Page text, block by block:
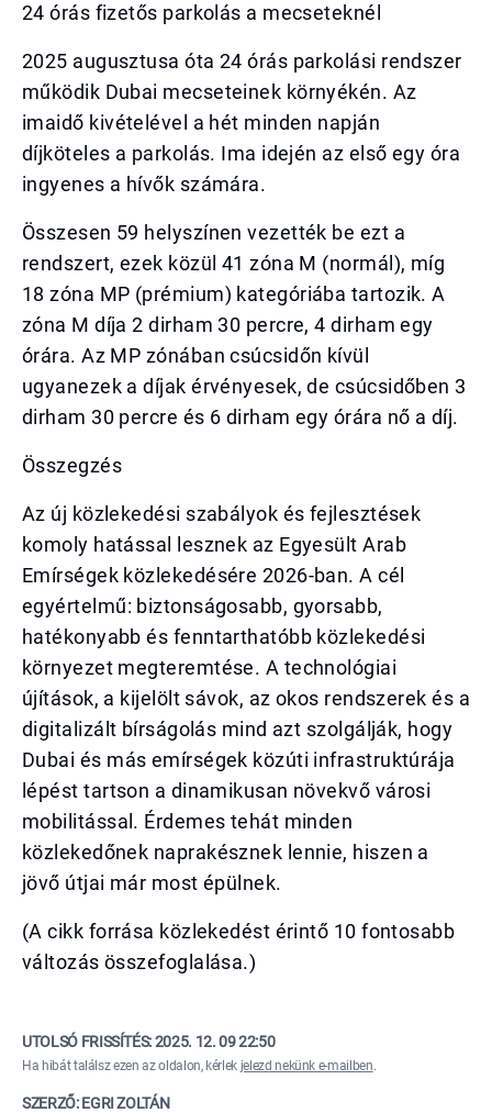
24 órás fizetős parkolás a mecseteknél
2025 augusztusa óta 24 órás parkolási rendszer
működik Dubai mecseteinek környékén. Az
imaidő kivételével a hét minden napján
díjköteles a parkolás. Ima idején az első egy óra
ingyenes a hívők számára.
Összesen 59 helyszínen vezették be ezt a
rendszert, ezek közül 41 zóna M (normál), míg
18 zóna MP (prémium) kategóriába tartozik. A
zóna M díja 2 dirham 30 percre, 4 dirham egy
órára. Az MP zónában csúcsidőn kívül
ugyanezek a díjak érvényesek, de csúcsidőben 3
dirham 30 percre és 6 dirham egy órára nő a díj.
Összegzés
Az új közlekedési szabályok és fejlesztések
komoly hatással lesznek az Egyesült Arab
Emírségek közlekedésére 2026-ban. A cél
egyértelmű: biztonságosabb, gyorsabb,
hatékonyabb és fenntarthatóbb közlekedési
környezet megteremtése. A technológiai
újítások, a kijelölt sávok, az okos rendszerek és a
digitalizált bírságolás mind azt szolgálják, hogy
Dubai és más emírségek közúti infrastruktúrája
lépést tartson a dinamikusan növekvő városi
mobilitással. Érdemes tehát minden
közlekedőnek naprakésznek lennie, hiszen a
jövő útjai már most épülnek.
(A cikk forrása közlekedést érintő 10 fontosabb
változás összefoglalása.)
UTOLSÓ FRISSÍTÉS:2025. 12. 09 22:50
Ha hibát találsz ezen az oldalon, kérlek jelezd nekünk e-mailben.
SZERZŐ: EGRI ZOLTÁN